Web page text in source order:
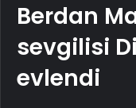
Berdan
sevgilisi
evlendi